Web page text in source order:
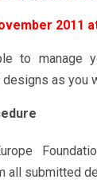
2011
to manage
as you
all submitted